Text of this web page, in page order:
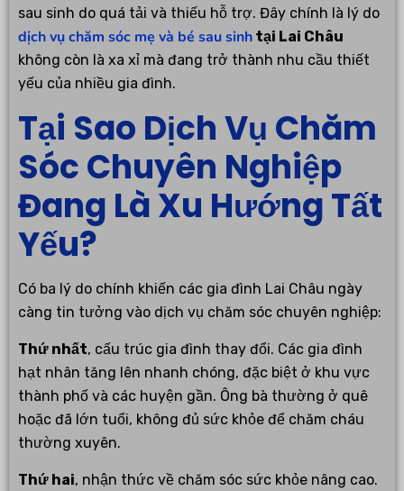
sau sinh do quá tải và thiếu hỗ trợ. Đây chính là lý do
dịch vụ chăm sóc mẹ và bé sau sinh tại Lai Châu
không còn là xa xỉ mà đang trở thành nhu cầu thiết
yếu của nhiều gia đình.
Tại Sao Dịch Vụ Chăm
Sóc Chuyên Nghiệp
Đang Là Xu Hướng Tất
Yếu?
Có ba lý do chính khiến các gia đình Lai Châu ngày
càng tin tưởng vào dịch vụ chăm sóc chuyên nghiệp:
Thứ nhất, cấu trúc gia đình thay đổi. Các gia đình
hạt nhân tăng lên nhanh chóng, đặc biệt ở khu vực
thành phố và các huyện gần. Ông bà thường ở quê
hoặc đã lớn tuổi, không đủ sức khỏe để chăm cháu
thường xuyên.
Thứ hai, nhận thức về chăm sóc sức khỏe nâng cao.